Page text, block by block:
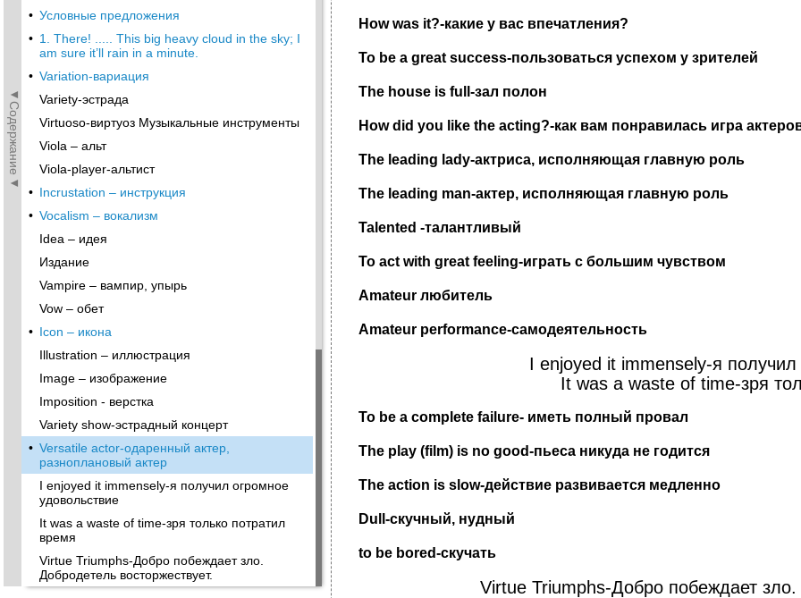
◄Содержание◄
• Условные предложения
• 1. There! ..... This big heavy cloud in the sky; I
am sure it’ll rain in a minute.
• Variation-вариация
Variety-эстрада
Virtuoso-виртуоз Музыкальные инструменты
Viola – альт
Viola-player-альтист
• Incrustation – инструкция
• Vocalism – вокализм
Idea – идея
Издание
Vampire – вампир, упырь
Vow – обет
• Icon – икона
Illustration – иллюстрация
Image – изображение
Imposition - верстка
Variety show-эстрадный концерт
• Versatile actor-одаренный актер,
разноплановый актер
I enjoyed it immensely-я получил огромное
удовольствие
It was a waste of time-зря только потратил
время
Virtue Triumphs-Добро побеждает зло.
Добродетель восторжествует.
How was it?-какие у вас впечатления?
To be a great success-пользоваться успехом у зрителей
The house is full-зал полон
How did you like the acting?-как вам понравилась игра
The leading lady-актриса, исполняющая главную роль
The leading man-актер, исполняющая главную роль
Talented -талантливый
To act with great feeling-играть с большим чувством
Amateur любитель
Amateur performance-самодеятельность
I enjoyed it immensely-я
It was a waste of time-зря
To be a complete failure- иметь полный провал
The play (film) is no good-пьеса никуда не годится
The action is slow-действие развивается медленно
Dull-скучный, нудный
to be bored-скучать
Virtue Triumphs-Добро побеждает зло.